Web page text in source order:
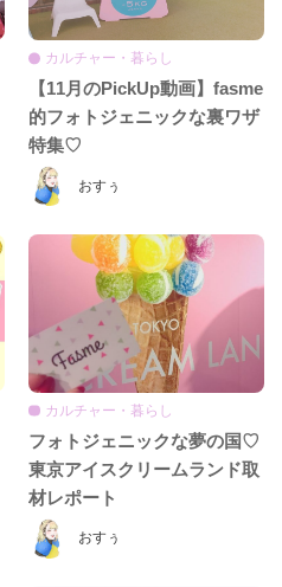
おすぅ
カルチャー・暮らし
【11月のPickUp動画】fasme
的フォトジェニックな裏ワザ
特集♡
おすぅ
カルチャー・暮らし
フォトジェニックな夢の国♡
東京アイスクリームランド取
材レポート